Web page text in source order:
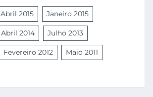
Abril 2015 Janeiro 2015
Abril 2014 Julho 2013
Fevereiro 2012 Maio 2011